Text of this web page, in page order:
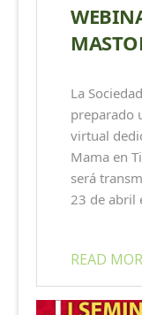
La
preparado
virtual
Mama en
será
23 de abril
READ